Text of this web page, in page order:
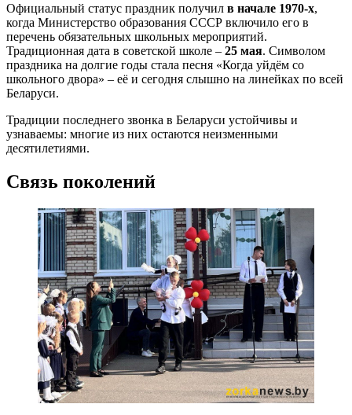
Официальный статус праздник получил в начале 1970-х,
когда Министерство образования СССР включило его в
перечень обязательных школьных мероприятий.
Традиционная дата в советской школе – 25 мая. Символом
праздника на долгие годы стала песня «Когда уйдём со
школьного двора» – её и сегодня слышно на линейках по всей
Беларуси.
Традиции последнего звонка в Беларуси устойчивы и
узнаваемы: многие из них остаются неизменными
десятилетиями.
Связь поколений